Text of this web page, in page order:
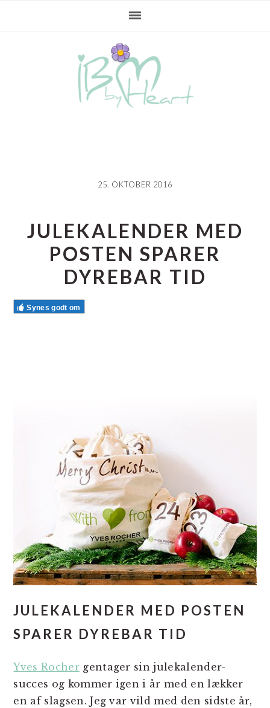
25. OKTOBER 2016
JULEKALENDER MED
POSTEN SPARER
DYREBAR TID
Synes godt om
JULEKALENDER MED POSTEN
SPARER DYREBAR TID
Yves Rochergentager sin julekalender-
succes og kommer igen i år med en lækker
en af slagsen. Jeg var vild med den sidste år,